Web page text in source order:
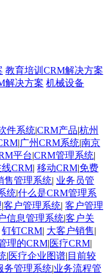
教育培训CRM解决方案
解决方案 机械设备
件系统|CRM产品|杭州
|广州CRM系统|南京
平台|CRM管理系统|
线CRM| 移动CRM|免费
售管理系统| 业务员管
统|什么是CRM管理系
|客户管理系统| 客户管理
信息管理系统|客户关
钉钉CRM| 大客户销售|
理的CRM|医疗CRM|
|医疗企业图谱| ​目前较
务管理系统|业务流程管